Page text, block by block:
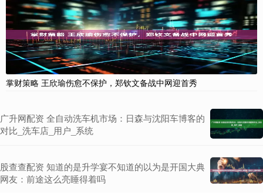
掌财策略 王欣瑜伤愈不保护，郑钦文备战中网迎首秀
广升网配资 全自动洗车机市场：日森与沈阳车博客的
对比_洗车店_用户_系统
股查查配资 知道的是升学宴不知道的以为是开国大典
网友：前途这么亮睡得着吗